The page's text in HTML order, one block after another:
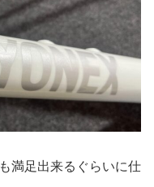
満足出来るぐらいに仕